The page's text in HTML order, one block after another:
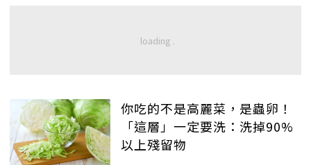
你吃的不是高麗菜，是蟲卵！
「這層」一定要洗：洗掉90%
以上殘留物